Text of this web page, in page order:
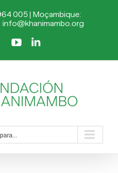
005 | Moçambique:
info@khanimambo.org
Facebook
YouTubeLinkedIn
para...